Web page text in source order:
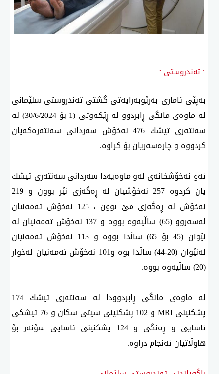
" تەندروستی "
بەپێی ئاماری بەرێوبەرایەتی گشتی تەندروستی سلێمانی
لە ماوەی مانگی ڕابردوو لە ڕێكەوتی (1 بۆ 30/6/2024) لە
سەنتەری تیشك 476 نەخۆش سەردانی سەنتەرەكەیان
كردووە و چارەسەریان بۆ كراوە.
ئەو نەخۆشخانەی لەو ماوەیەدا سەردانی سەنتەری تیشك
یان كردوە 257 نەخۆشیان لە ڕەگەزی نێر بوون و 219
نەخۆش لە ڕەگەزی مێ بوون ، 125 نەخۆش تەمەنیان
لەسەروو (65) ساڵیەوە بووە و 137 نەخۆش تەمەنیان لە
نێوان (45 بۆ 65) ساڵدا بووە و 113 نەخۆش تەمەنیان
لەنێوان (20-44) ساڵدا بوە و101 نەخۆش تەمەنیان لەخوار
(20) ساڵیەوە بووە.
لە ماوەی مانگی ڕابردوودا لە سەنتەری تیشك 174
پشكنینی MRI و 102 پشكنینی سیتی سكان و 76 تیشكی
ئاسایی و ڕەنگی و 124 پشكنینی ئاسایی سۆنەر بۆ
هاوڵاتیان ئەنجام دراوە.